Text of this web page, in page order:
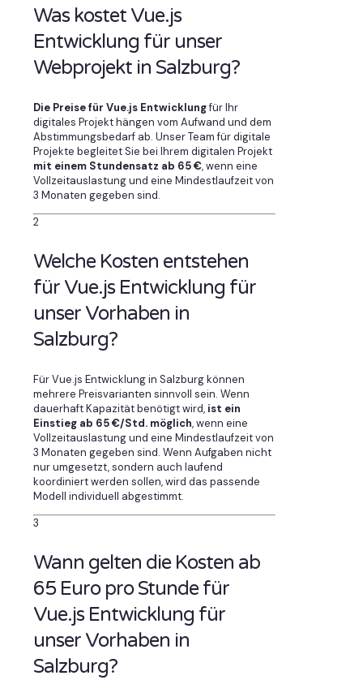
Was kostet Vue.js
Entwicklung für unser
Webprojekt in Salzburg?
Die Preise für Vue.js Entwicklungfür Ihr
digitales Projekt hängen vom Aufwand und dem
Abstimmungsbedarf ab. Unser Team für digitale
Projekte begleitet Sie bei Ihrem digitalen Projekt
mit einem Stundensatz ab 65 €, wenn eine
Vollzeitauslastung und eine Mindestlaufzeit von
3 Monaten gegeben sind.
2
Welche Kosten entstehen
für Vue.js Entwicklung für
unser Vorhaben in
Salzburg?
Für Vue.js Entwicklung in Salzburg können
mehrere Preisvarianten sinnvoll sein. Wenn
dauerhaft Kapazität benötigt wird, ist ein
Einstieg ab 65 €/Std. möglich, wenn eine
Vollzeitauslastung und eine Mindestlaufzeit von
3 Monaten gegeben sind. Wenn Aufgaben nicht
nur umgesetzt, sondern auch laufend
koordiniert werden sollen, wird das passende
Modell individuell abgestimmt.
3
Wann gelten die Kosten ab
65 Euro pro Stunde für
Vue.js Entwicklung für
unser Vorhaben in
Salzburg?